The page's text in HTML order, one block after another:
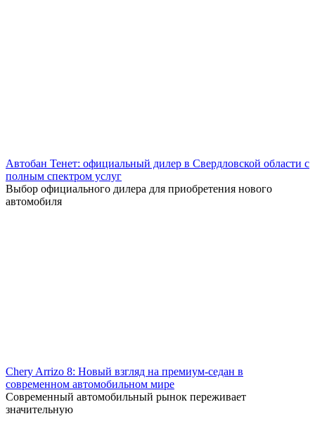
Автобан Тенет: официальный дилер в Свердловской области с
полным спектром услуг
Выбор официального дилера для приобретения нового
автомобиля
Chery Arrizo 8: Новый взгляд на премиум-седан в
современном автомобильном мире
Современный автомобильный рынок переживает
значительную